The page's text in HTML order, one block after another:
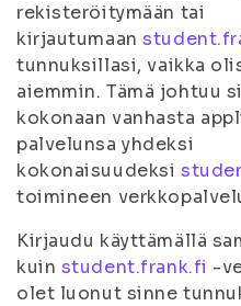
rekisteröitymään tai
kirjautumaan
tunnuksillasi, vaikka
aiemmin. Tämä johtuu
kokonaan vanhasta
palvelunsa yhdeksi
kokonaisuudeksi
toimineen
Kirjaudu käyttämällä
kuin student.frank.fi -
olet luonut sinne